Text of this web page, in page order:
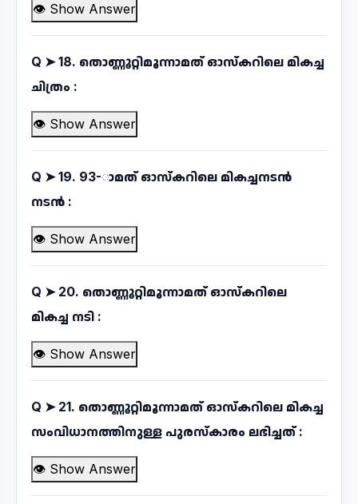
👁 Show Answer
Q ➤18. തൊണ്ണൂറ്റിമൂന്നാമത് ഓസ്കറിലെ മികച്ച
ചിത്രം :
👁 Show Answer
Q ➤19. 93-ാമത് ഓസ്കറിലെ മികച്ചനടൻ
നടൻ :
👁 Show Answer
Q ➤ 20. തൊണ്ണൂറ്റിമൂന്നാമത് ഓസ്കറിലെ
മികച്ച നടി :
👁 Show Answer
Q ➤ 21. തൊണ്ണൂറ്റിമൂന്നാമത് ഓസ്കറിലെ മികച്ച
സംവിധാനത്തിനുള്ള പുരസ്കാരം ലഭിച്ചത് :
👁 Show Answer